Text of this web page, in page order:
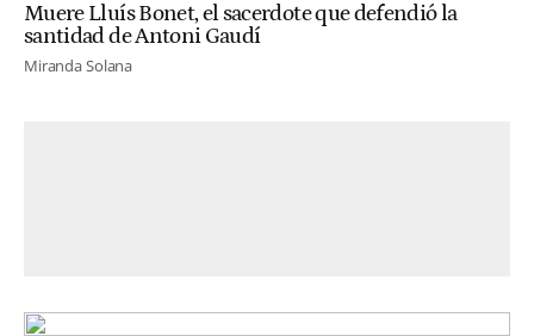
Muere Lluís Bonet, el sacerdote que defendió la
santidad de Antoni Gaudí
Miranda Solana